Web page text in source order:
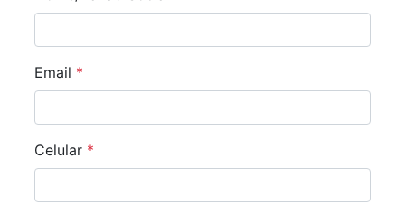
Email *
Celular *